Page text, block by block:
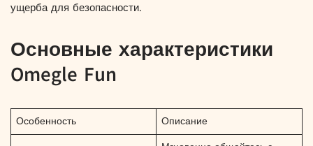
ущерба для безопасности.
Основные характеристики
Omegle Fun
Особенность Описание